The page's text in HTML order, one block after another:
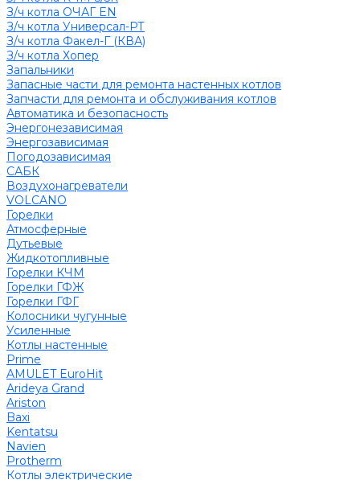
З/ч котла ОЧАГ EN
З/ч котла Универсал-РТ
З/ч котла Факел-Г (КВА)
З/ч котла Хопер
Запальники
Запасные части для ремонта настенных котлов
Запчасти для ремонта и обслуживания котлов
Автоматика и безопасность
Энергонезависимая
Энергозависимая
Погодозависимая
САБК
Воздухонагреватели
VOLCANO
Горелки
Атмосферные
Дутьевые
Жидкотопливные
Горелки КЧМ
Горелки ГФЖ
Горелки ГФГ
Колосники чугунные
Усиленные
Котлы настенные
Prime
AMULET EuroHit
Arideya Grand
Ariston
Baxi
Kentatsu
Navien
Protherm
Котлы электрические